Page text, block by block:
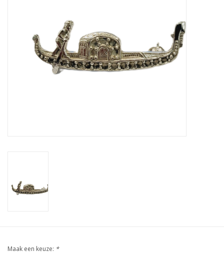
Maak een keuze: *